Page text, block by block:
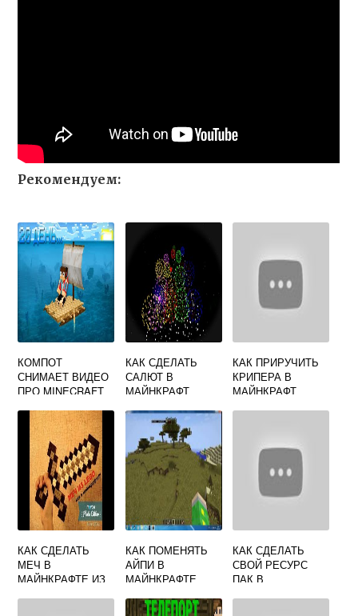
Рекомендуем:
КОМПОТ
СНИМАЕТ ВИДЕО
ПРО MINECRAFT
КАК СДЕЛАТЬ
САЛЮТ В
МАЙНКРАФТ
КАК ПРИРУЧИТЬ
КРИПЕРА В
МАЙНКРАФТ
КАК СДЕЛАТЬ
МЕЧ В
МАЙНКРАФТЕ ИЗ
КАК ПОМЕНЯТЬ
АЙПИ В
МАЙНКРАФТЕ
ЗАБАНИЛИ ПО IP
КАК СДЕЛАТЬ
СВОЙ РЕСУРС
ПАК В